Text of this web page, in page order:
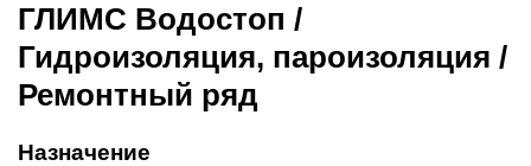
ГЛИМС Водостоп /
Гидроизоляция, пароизоляция /
Ремонтный ряд
Назначение